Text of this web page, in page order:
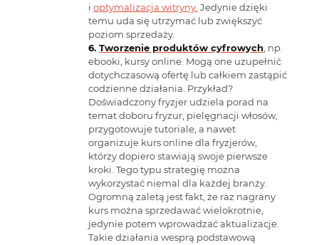
i optymalizacja witryny. Jedynie dzięki
temu uda się utrzymać lub zwiększyć
poziom sprzedaży.
Tworzenie produktów cyfrowych , np.
ebooki, kursy online. Mogą one uzupełnić
dotychczasową ofertę lub całkiem zastąpić
codzienne działania. Przykład?
Doświadczony fryzjer udziela porad na
temat doboru fryzur, pielęgnacji włosów,
przygotowuje tutoriale, a nawet
organizuje kurs online dla fryzjerów,
którzy dopiero stawiają swoje pierwsze
kroki. Tego typu strategię można
wykorzystać niemal dla każdej branży.
Ogromną zaletą jest fakt, że raz nagrany
kurs można sprzedawać wielokrotnie,
jedynie potem wprowadzać aktualizacje.
Takie działania wesprą podstawową